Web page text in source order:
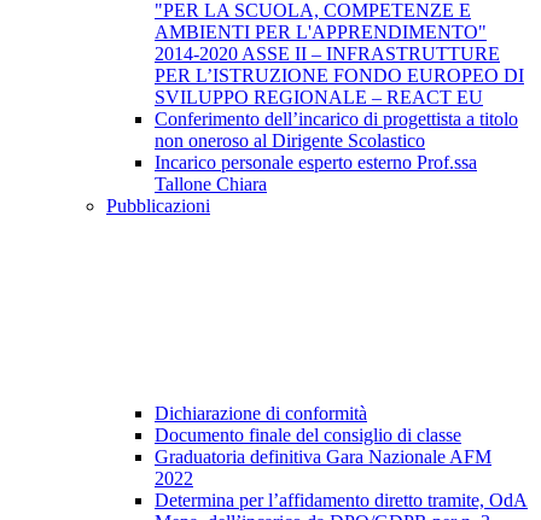
"PER LA SCUOLA, COMPETENZE E
AMBIENTI PER L'APPRENDIMENTO"
2014-2020 ASSE II – INFRASTRUTTURE
PER L’ISTRUZIONE FONDO EUROPEO DI
SVILUPPO REGIONALE – REACT EU
Conferimento dell’incarico di progettista a titolo
non oneroso al Dirigente Scolastico
Incarico personale esperto esterno Prof.ssa
Tallone Chiara
Pubblicazioni
Dichiarazione di conformità
Documento finale del consiglio di classe
Graduatoria definitiva Gara Nazionale AFM
2022
Determina per l’affidamento diretto tramite, OdA